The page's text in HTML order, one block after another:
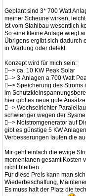
Geplant sind 3* 700 Watt
meiner Scheune wirken,
Ist vom Stahlbau wesentlich
So eine kleine Anlage wiegt
Übrigens ergibt sich dadurch
in Wartung oder defekt.
Konzept wird für mich sein:
--> ca. 10 KW Peak Solar
--> 3 Anlagen a 700 Watt
--> Speicherung des Stroms
im
hier gibt es neue gute
--> Wechselrichter
schwieriger wegen der
--> Notstromgenerator auf
gibt es günstige 5 KW
Verbesserungen laufen die
Mir geht einfach die ewige
momentanen gesamt Kosten
nicht bleiben.
Für diese Preis kann man
Wiederbeschaffung,
Es muss halt der Platz die